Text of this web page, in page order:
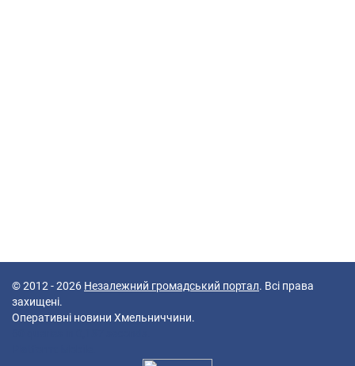
© 2012 - 2026 Незалежний громадський портал. Всі права
захищені.
Оперативні новини Хмельниччини.